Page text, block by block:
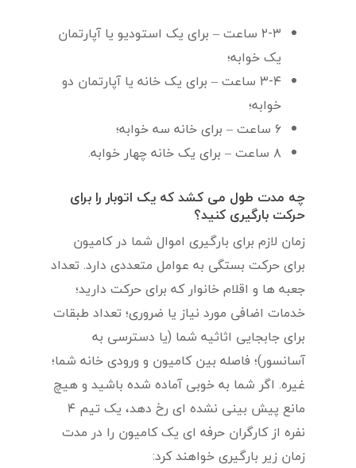
۲-۳ ساعت – برای یک استودیو یا آپارتمان
یک خوابه؛
۳-۴ ساعت – برای یک خانه یا آپارتمان دو
خوابه؛
۶ ساعت – برای خانه سه خوابه؛
۸ ساعت – برای یک خانه چهار خوابه.
چه مدت طول می کشد که یک اتوبار را برای
حرکت بارگیری کنید؟
زمان لازم برای بارگیری اموال شما در کامیون
برای حرکت بستگی به عوامل متعددی دارد. تعداد
جعبه ها و اقلام خانوار که برای حرکت دارید؛
خدمات اضافی مورد نیاز یا ضروری؛ تعداد طبقات
برای جابجایی اثاثیه شما (یا دسترسی به
آسانسور)؛ فاصله بین کامیون و ورودی خانه شما؛
غیره. اگر شما به خوبی آماده شده باشید و هیچ
مانع پیش بینی نشده ای رخ دهد، یک تیم ۴
نفره از کارگران حرفه ای یک کامیون را در مدت
زمان زیر بارگیری خواهند کرد: